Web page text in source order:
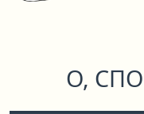
О,